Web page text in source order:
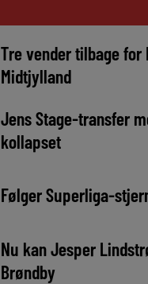
Tre vender tilbage for
Midtjylland
Jens Stage-transfer
kollapset
Følger Superliga-
Nu kan Jesper
Brøndby